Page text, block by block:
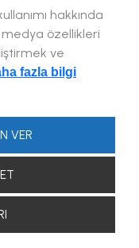
hakkında
medya özellikleri
ve
fazla bilgi
VER